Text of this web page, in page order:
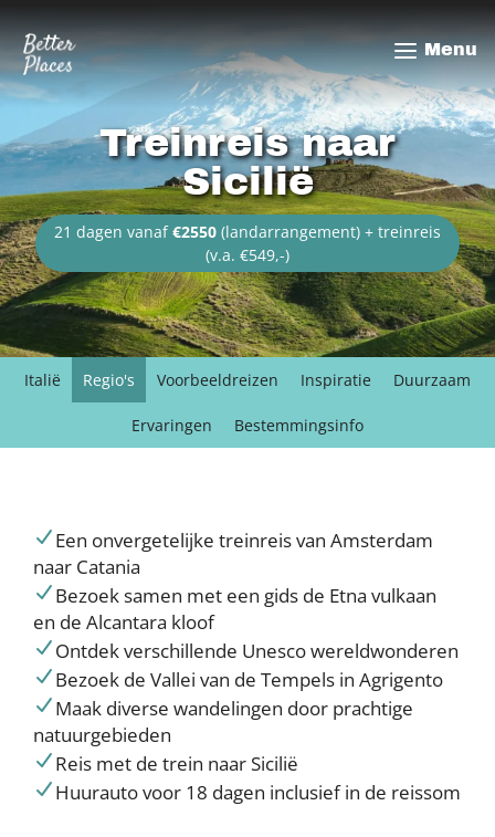
Overslaan
en
naar
de
inhoud
gaan
Treinreis naar
Sicilië
21 dagen vanaf€2550 (landarrangement) + treinreis
(v.a. €549,-)
Menu
Italië Regio's Voorbeeldreizen Inspiratie Duurzaam
Ervaringen Bestemmingsinfo
Een onvergetelijke treinreis van Amsterdam
naar Catania
Bezoek samen met een gids de Etna vulkaan
en de Alcantara kloof
Ontdek verschillende Unesco wereldwonderen
Bezoek de Vallei van de Tempels in Agrigento
Maak diverse wandelingen door prachtige
natuurgebieden
Reis met de trein naar Sicilië
Huurauto voor 18 dagen inclusief in de reissom